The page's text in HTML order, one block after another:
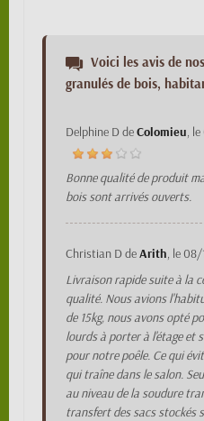
Voici les avis de
granulés de bois,
Delphine DdeColomieu, le
Bonne qualité de produit
bois sont arrivés ouverts.
Christian DdeArith, le08/
Livraison rapide suite à la
qualité. Nous avions
de 15kg, nous avons opté
lourds à porter à l'étage et
pour notre poêle. Ce qui
qui traîne dans le salon.
au niveau de la soudure
transfert des sacs stockés